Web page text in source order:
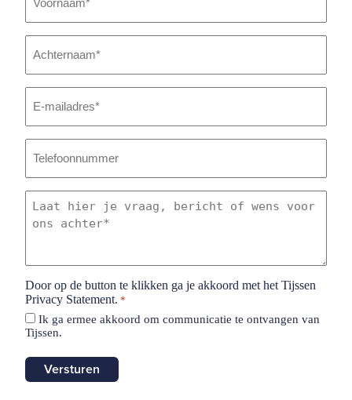
mailadres
hier
je
of
wens
voor
achter
*
Door op de button te klikken ga je akkoord met het Tijssen
Privacy Statement. *
Ik ga ermee akkoord om communicatie te ontvangen van
Tijssen.